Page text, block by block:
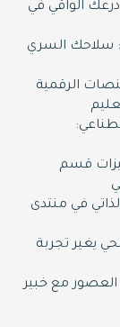
الواقي في
سلاحك السري
الرقمية
قسم
في منتدى
يغير تجربة
مع خبير